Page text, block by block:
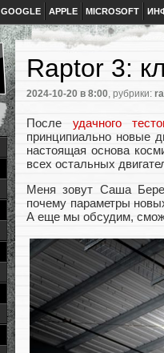
GOOGLE APPLE MICROSOFT
Raptor 3:
2024-10-20 в 8:00, рубрики:
После удачного
принципиально новые
настоящая основа
всех остальных
Меня зовут Саша
почему параметры
А еще мы обсудим,